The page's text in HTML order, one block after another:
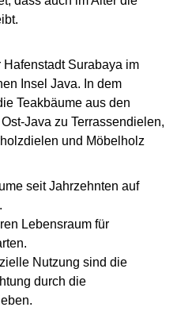
Surabaya im
Insel Java. In dem
Teakbäume aus den
Java zu Terrassendielen,
und Möbelholz
seit Jahrzehnten auf
Lebensraum für
Nutzung sind die
durch die